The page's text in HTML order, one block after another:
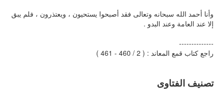
وأنا أحمد الله سبحانه وتعالى فقد أصبحوا يستحيون ، ويعتذرون ، فلم يبق
إلا عند العامة وعند البدو .
--------------
راجع كتاب قمع المعاند : ( 2 / 460 - 461 )
تصنيف الفتاوى